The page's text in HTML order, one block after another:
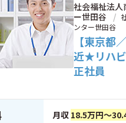
社会福祉法
ー世田谷
ンター世田谷
【東京
近★リハ
正社員
月収 18.5万円～